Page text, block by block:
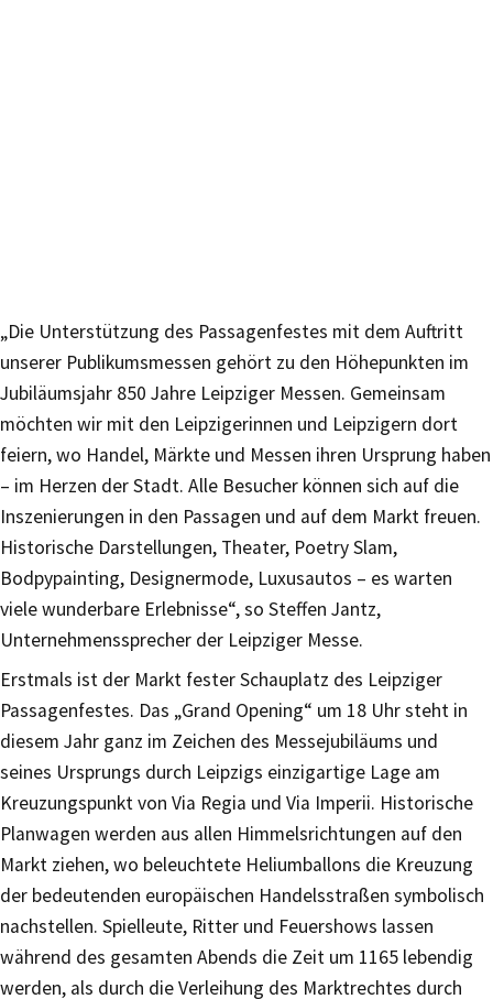
„Die Unterstützung des Passagenfestes mit dem Auftritt
unserer Publikumsmessen gehört zu den Höhepunkten im
Jubiläumsjahr 850 Jahre Leipziger Messen. Gemeinsam
möchten wir mit den Leipzigerinnen und Leipzigern dort
feiern, wo Handel, Märkte und Messen ihren Ursprung haben
– im Herzen der Stadt. Alle Besucher können sich auf die
Inszenierungen in den Passagen und auf dem Markt freuen.
Historische Darstellungen, Theater, Poetry Slam,
Bodpypainting, Designermode, Luxusautos – es warten
viele wunderbare Erlebnisse“, so Steffen Jantz,
Unternehmenssprecher der Leipziger Messe.
Erstmals ist der Markt fester Schauplatz des Leipziger
Passagenfestes. Das „Grand Opening“ um 18 Uhr steht in
diesem Jahr ganz im Zeichen des Messejubiläums und
seines Ursprungs durch Leipzigs einzigartige Lage am
Kreuzungspunkt von Via Regia und Via Imperii. Historische
Planwagen werden aus allen Himmelsrichtungen auf den
Markt ziehen, wo beleuchtete Heliumballons die Kreuzung
der bedeutenden europäischen Handelsstraßen symbolisch
nachstellen. Spielleute, Ritter und Feuershows lassen
während des gesamten Abends die Zeit um 1165 lebendig
werden, als durch die Verleihung des Marktrechtes durch